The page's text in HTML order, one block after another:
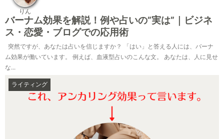
バーナム効果を解説！例や占いの”実は”｜ビジネ
ス・恋愛・ブログでの応用術
りん
突然ですが、あなたは占いを信じますか？ 「はい」と答える人には、バーナ
ム効果が働いています。 例えば、血液型占いのこんな文。 あなたは、人に見せ
な...
ライティング